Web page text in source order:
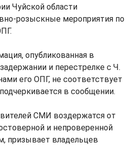
Чуйской области
розыскные мероприятия по
опубликованная в
и перестрелке с Ч.
его ОПГ, не соответствует
в сообщении.
СМИ воздержатся от
и непроверенной
призывает владельцев